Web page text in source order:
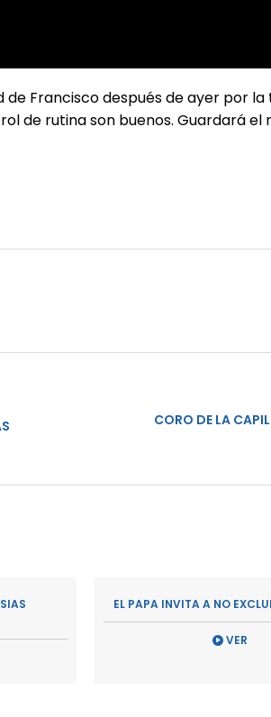
Francisco después de ayer por
de rutina son buenos. Guardará
CORO DE LA
EL PAPA INVITA A NO
VER